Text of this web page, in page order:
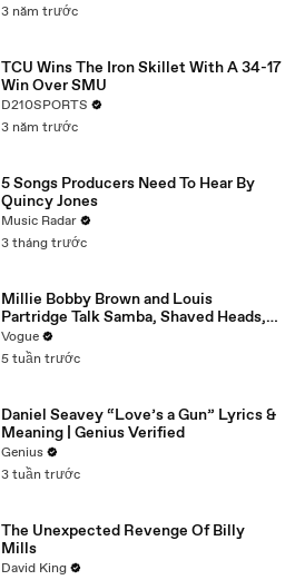
3 năm trước
TCU Wins The Iron Skillet With A 34-17
Win Over SMU
D210SPORTS
3 năm trước
5 Songs Producers Need To Hear By
Quincy Jones
Music Radar
3 tháng trước
Millie Bobby Brown and Louis
Partridge Talk Samba, Shaved Heads,
and Sherlock Holmes in the Latest Off
the Cuff
Vogue
5 tuần trước
Daniel Seavey “Love’s a Gun” Lyrics &
Meaning | Genius Verified
Genius
3 tuần trước
The Unexpected Revenge Of Billy
Mills
David King